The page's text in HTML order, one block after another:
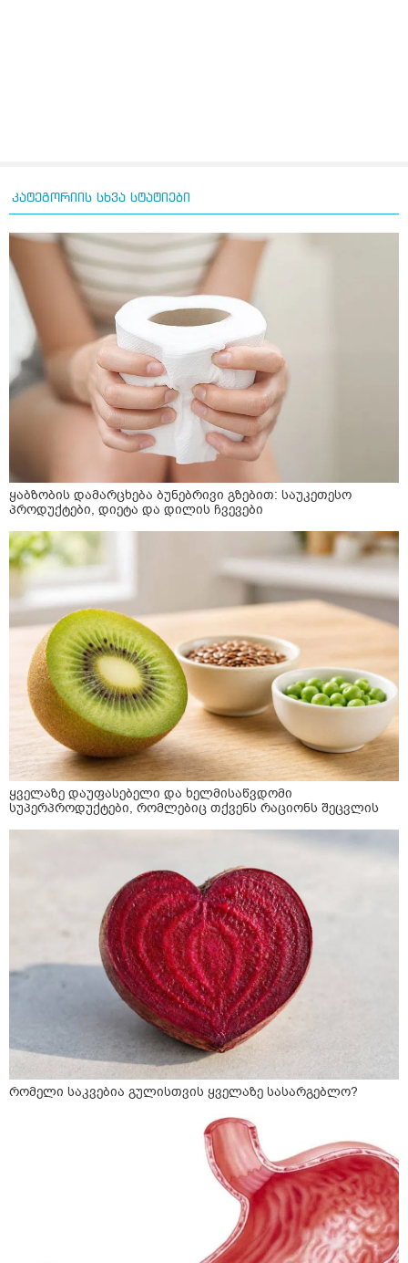
კატეგორიის სხვა სტატიები
ყაბზობის დამარცხება ბუნებრივი გზებით: საუკეთესო
პროდუქტები, დიეტა და დილის ჩვევები
ყველაზე დაუფასებელი და ხელმისაწვდომი
სუპერპროდუქტები, რომლებიც თქვენს რაციონს შეცვლის
რომელი საკვებია გულისთვის ყველაზე სასარგებლო?